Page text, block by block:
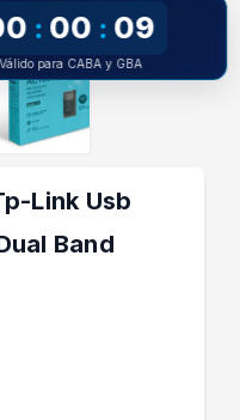
Link Usb
Band
: 00 : 08
Válido para CABA y GBA